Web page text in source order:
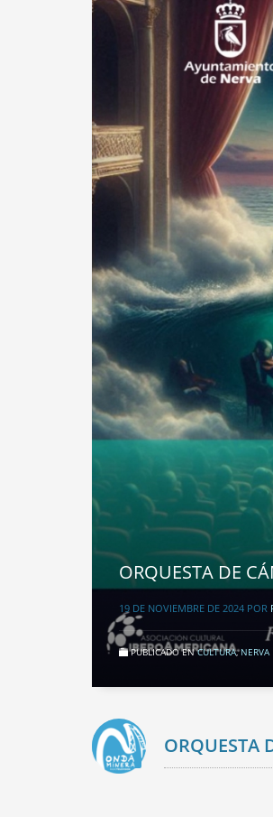
ORQUESTA DE
19 DE NOVIEMBRE DE 2024 POR
PUBLICADO ENCULTURA,NERVA
ORQUESTA